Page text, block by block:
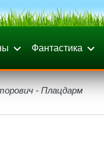
Фантастика
- Плацдарм